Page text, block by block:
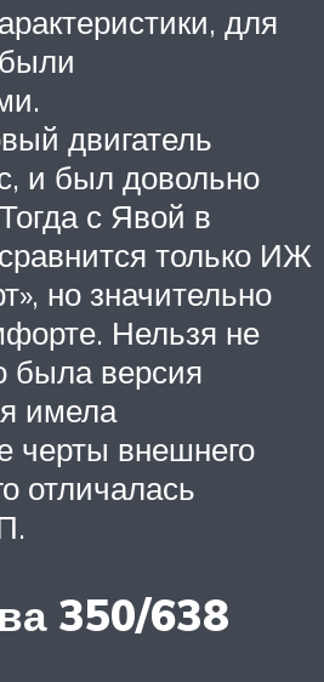
для
двигатель
и был довольно
с Явой в
только ИЖ
но значительно
Нельзя не
была версия
имела
черты внешнего
отличалась
350/638